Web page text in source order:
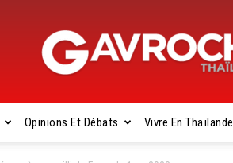
Gavroche
Opinions Et Débats Vivre En Thaïlande